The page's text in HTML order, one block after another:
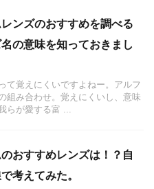
ンズのおすすめを調べる
の意味を知っておきまし
て覚えにくいですよねー。アルフ
組み合わせ。覚えにくいし、意味
らが愛する富 ...
おすすめレンズは！？自
考えてみた。